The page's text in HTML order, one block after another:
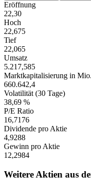
Eröffnung
22,30
Hoch
22,675
Tief
22,065
Umsatz
5.217,585
Marktkapitalisierung in
660.642,4
Volatilität (30 Tage)
38,69 %
P/E Ratio
16,7176
Dividende pro Aktie
4,9288
Gewinn pro Aktie
12,2984
Weitere Aktien aus